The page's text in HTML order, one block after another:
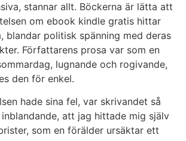
stannar allt. Böckerna är lätta att
om ebook kindle gratis hittar
blandar politisk spänning med deras
Författarens prosa var som en
lugnande och rogivande,
den för enkel.
hade sina fel, var skrivandet så
att jag hittade mig själv
som en förälder ursäktar ett